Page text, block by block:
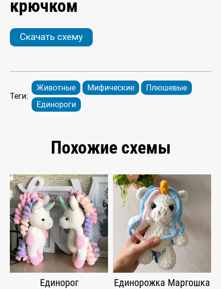
крючком
Скачать схему
Теги:
Животные Мифические
Плюшевые
Единороги
Похожие схемы
Единорог Единорожка Маргошка